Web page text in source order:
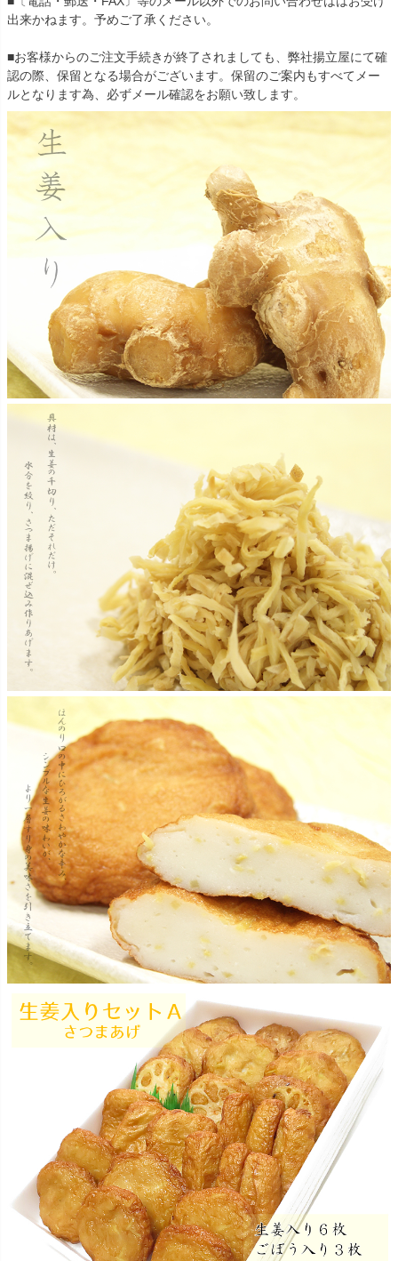
出来かねます。予めご了承ください。
■お客様からのご注文手続きが終了されましても、弊社揚立屋にて確
認の際、保留となる場合がございます。保留のご案内もすべてメー
ルとなります為、必ずメール確認をお願い致します。